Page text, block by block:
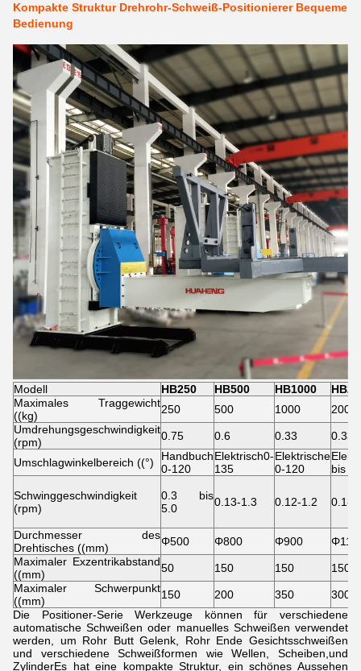
Kompakte Struktur Drehrohr-Schweiß-Positionierer Bequeme
Bedienung
Modell HB250 HB500 HB1000
Maximales Traggewicht
((kg)
250 500 1000
2000
Umdrehungsgeschwindigkeit
(rpm)
0.75 0.6 0.33 0.33
Umschlagwinkelbereich ((°)
Handbuch
0-120
Elektrisch0-
135
Elektrische
0-120
bis
Schwinggeschwindigkeit
(rpm)
0.3 bis
5.0
0.13-1.3 0.12-1.2 0.1-
Durchmesser des
Drehtisches ((mm)
Φ500 Φ800 Φ900
Maximaler Exzentrikabstand
((mm)
50 150 150
150
Maximaler Schwerpunkt
((mm)
150 200 350
300
Die Positioner-Serie Werkzeuge können für verschiedene
automatische Schweißen oder manuelles Schweißen verwendet
werden, um Rohr Butt Gelenk, Rohr Ende Gesichtsschweißen
und verschiedene Schweißformen wie Wellen, Scheiben,und
ZylinderEs hat eine kompakte Struktur, ein schönes Aussehen